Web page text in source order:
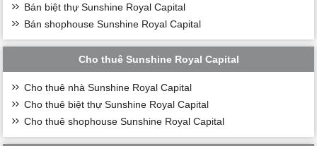
Bán biệt thự Sunshine Royal Capital
Bán shophouse Sunshine Royal Capital
Cho thuê Sunshine Royal Capital
Cho thuê nhà Sunshine Royal Capital
Cho thuê biệt thự Sunshine Royal Capital
Cho thuê shophouse Sunshine Royal Capital